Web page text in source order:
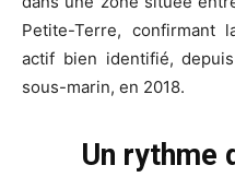
Petite-Terre, confirmant
actif bien identifié,
sous-marin, en 2018.
Un rythme